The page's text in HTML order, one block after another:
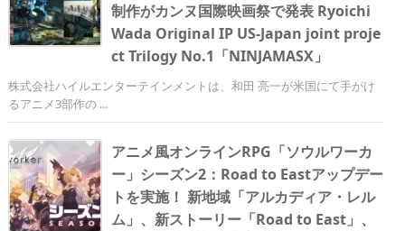
制作がカンヌ国際映画祭で発表 Ryoichi
Wada Original IP US-Japan joint proje
ct Trilogy No.1「NINJAMASX」
株式会社ハイルエンターテインメントは、和田 亮一が米国にて手がけ
るアニメ3部作の ...
アニメ⾵オンラインRPG「ソウルワーカ
ー」シーズン2：Road to Eastアップデー
トを実施！ 新地域「アルカディア・レル
ム」、新ストーリー「Road to East」、